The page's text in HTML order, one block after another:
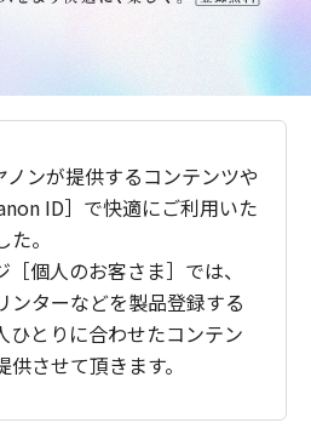
ンが提供するコンテンツや
ID］で快適にご利用いた
。
個人のお客さま］では、
ンターなどを製品登録する
ひとりに合わせたコンテン
させて頂きます。